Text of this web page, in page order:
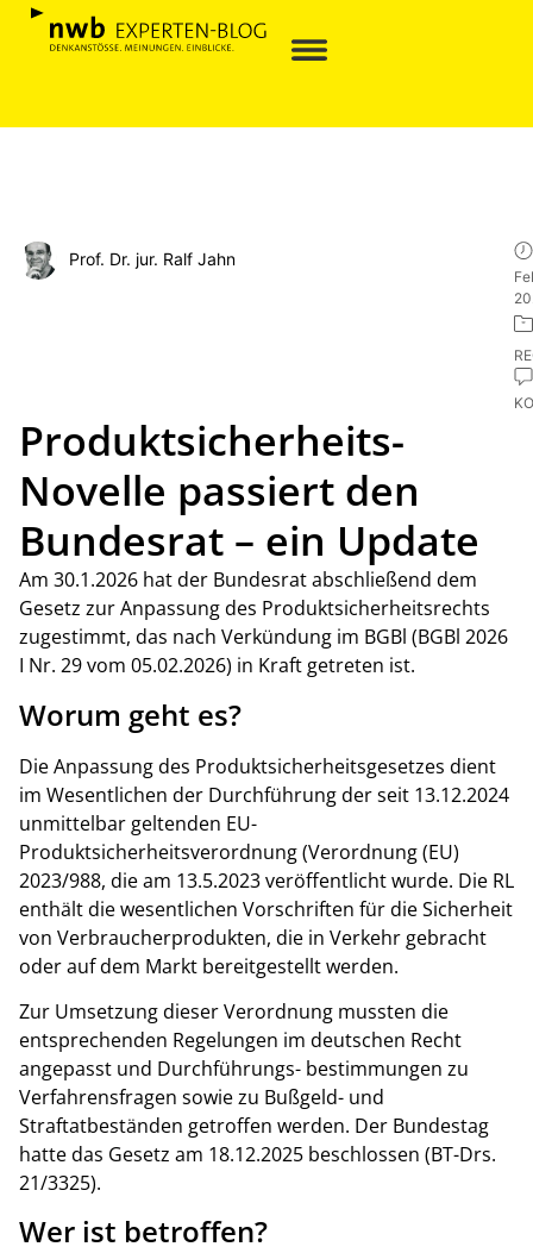
Prof. Dr. jur. Ralf Jahn
Produktsicherheits-
Novelle passiert den
Bundesrat – ein Update
Am 30.1.2026 hat der Bundesrat abschließend dem
Gesetz zur Anpassung des Produktsicherheitsrechts
zugestimmt, das nach Verkündung im BGBl (BGBl 2026
I Nr. 29 vom 05.02.2026) in Kraft getreten ist.
Worum geht es?
Die Anpassung des Produktsicherheitsgesetzes dient
im Wesentlichen der Durchführung der seit 13.12.2024
unmittelbar geltenden EU-
Produktsicherheitsverordnung (Verordnung (EU)
2023/988, die am 13.5.2023 veröffentlicht wurde. Die RL
enthält die wesentlichen Vorschriften für die Sicherheit
von Verbraucherprodukten, die in Verkehr gebracht
oder auf dem Markt bereitgestellt werden.
Zur Umsetzung dieser Verordnung mussten die
entsprechenden Regelungen im deutschen Recht
angepasst und Durchführungs- bestimmungen zu
Verfahrensfragen sowie zu Bußgeld- und
Straftatbeständen getroffen werden. Der Bundestag
hatte das Gesetz am 18.12.2025 beschlossen (BT-Drs.
21/3325).
Wer ist betroffen?